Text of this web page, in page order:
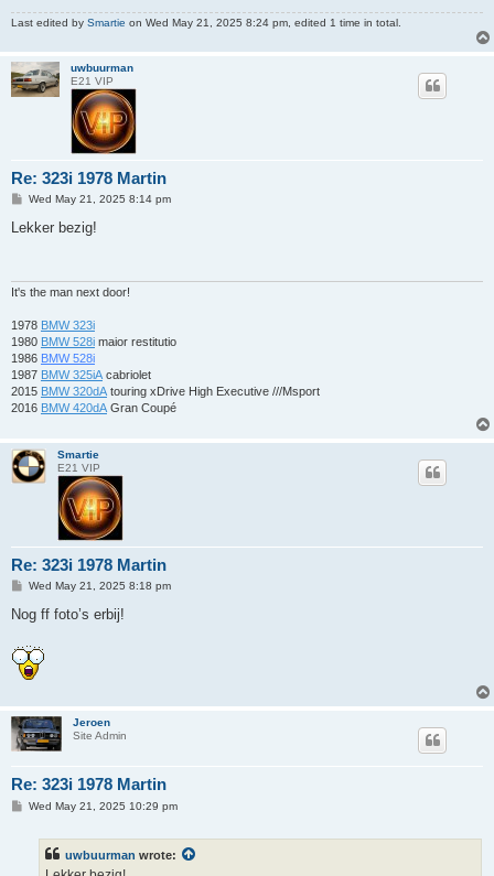
Last edited by Smartie on Wed May 21, 2025 8:24 pm, edited 1 time in total.
uwbuurman
E21 VIP
Re: 323i 1978 Martin
P
s
Wed May 21, 2025 8:14 pm
Lekker bezig!
It's the man next door!
1978 BMW 323i
1980 BMW 528i maior restitutio
1986 BMW 528i
1987 BMW 325iA cabriolet
2015 BMW 320dA touring xDrive High Executive ///Msport
2016 BMW 420dA Gran Coupé
Smartie
E21 VIP
Re: 323i 1978 Martin
P
s
Wed May 21, 2025 8:18 pm
Nog ff foto’s erbij!
Jeroen
Site Admin
Re: 323i 1978 Martin
PWed May 21, 2025 10:29 pm
uwbuurman wrote: